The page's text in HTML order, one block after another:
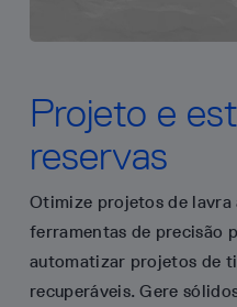
Projeto e
reservas
Otimize projetos de lavra
ferramentas de precisão
automatizar projetos de
recuperáveis. Gere